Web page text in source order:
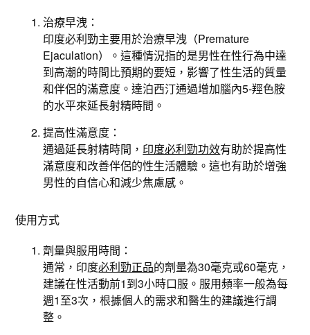
治療早洩：
印度必利勁主要用於治療早洩（Premature
Ejaculation）。這種情況指的是男性在性行為中達
到高潮的時間比預期的要短，影響了性生活的質量
和伴侶的滿意度。達泊西汀通過增加腦內5-羥色胺
的水平來延長射精時間。
提高性滿意度：
通過延長射精時間， 印度必利勁功效有助於提高性
滿意度和改善伴侶的性生活體驗。這也有助於增強
男性的自信心和減少焦慮感。
使用方式
劑量與服用時間：
通常，印度必利勁正品的劑量為30毫克或60毫克，
建議在性活動前1到3小時口服。服用頻率一般為每
週1至3次，根據個人的需求和醫生的建議進行調
整。